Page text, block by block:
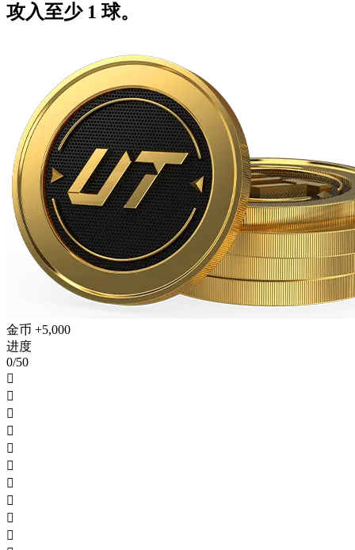
攻入至少 1 球。
金币 +5,000
进度
0/50









